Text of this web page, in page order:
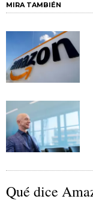
MIRA TAMBIÉN
Qué dice